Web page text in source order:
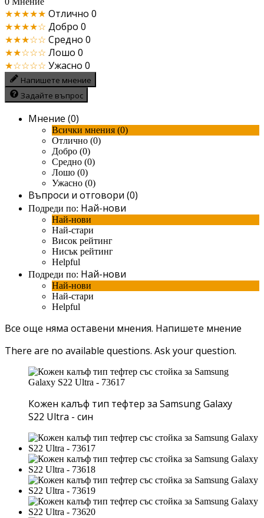
★★★★★ Отлично 0
★★★★☆ Добро 0
★★★☆☆ Средно 0
★★☆☆☆ Лошо 0
★☆☆☆☆ Ужасно 0
Напишете мнение
Задайте въпрос
Мнение (0)
Всички мнения (0)
Отлично (0)
Добро (0)
Средно (0)
Лошо (0)
Ужасно (0)
Въпроси и отговори (0)
Подреди по: Най-нови
Най-нови
Най-стари
Висок рейтинг
Нисък рейтинг
Helpful
Подреди по: Най-нови
Най-нови
Най-стари
Helpful
Все още няма оставени мнения. Напишете мнение
There are no available questions. Ask your question.
Кожен калъф тип тефтер за Samsung Galaxy
S22 Ultra - син